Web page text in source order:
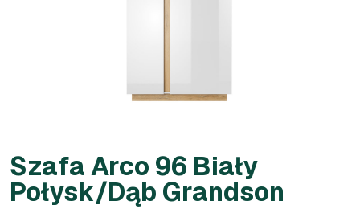
Szafa Arco 96 Biały
Połysk/Dąb Grandson